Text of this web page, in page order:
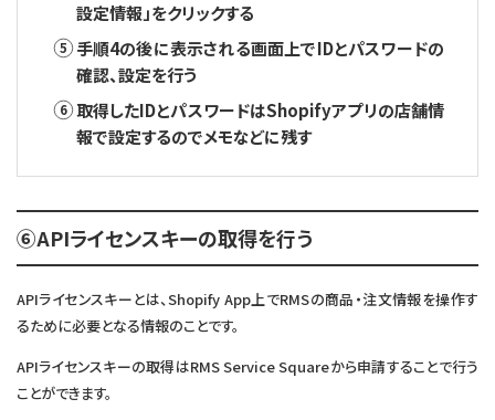
設定情報」をクリックする
手順4の後に表示される画面上でIDとパスワードの
確認、設定を行う
取得したIDとパスワードはShopifyアプリの店舗情
報で設定するのでメモなどに残す
⑥APIライセンスキーの取得を行う
APIライセンスキーとは、Shopify App上でRMSの商品・注文情報を操作す
るために必要となる情報のことです。
APIライセンスキーの取得はRMS Service Squareから申請することで行う
ことができます。